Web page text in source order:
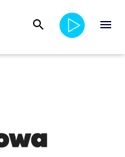
search menu